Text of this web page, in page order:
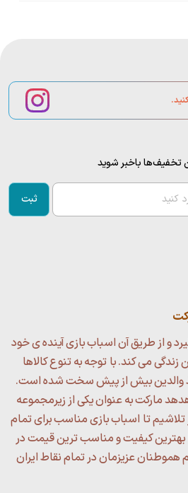
تخفیف‌ها با‌خبر شوید
ثبت
و از طریق آن اسباب بازی آینده ی خود
زندگی می کند. با توجه به تنوع کالاها
والدین بیش از پیش سخت شده است.
مارکت به عنوان یکی از زیرمجموعه
تا اسباب بازی مناسب برای تمام
بهترین کیفیت و مناسب ترین قیمت در
عزیزمان در تمام نقاط ایران